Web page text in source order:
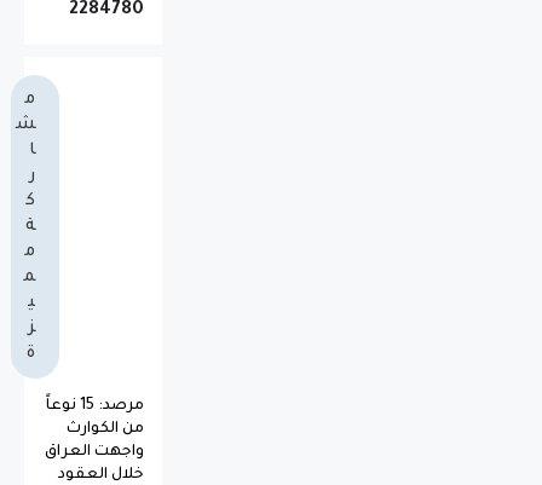
2284780
م
ش
ا
ر
ك
ة
م
م
ي
ز
ة
مرصد: 15 نوعاً
من الكوارث
واجهت العراق
خلال العقود